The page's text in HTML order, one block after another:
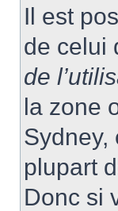
Il est
de celui
de
la zone
Sydney,
plupart
Donc si